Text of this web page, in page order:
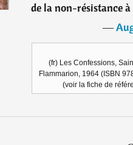
de la non-résistance
―
(fr) Les Confessions,
Flammarion, 1964 (ISBN
(voir la fiche de